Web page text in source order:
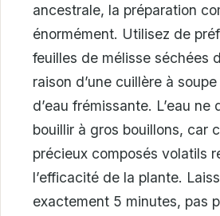
ancestrale, la préparation
énormément. Utilisez de
feuilles de mélisse séchées
raison d’une cuillère à
d’eau frémissante. L’eau
bouillir à gros bouillons, car
précieux composés volatils
l’efficacité de la plante.
exactement 5 minutes, pas